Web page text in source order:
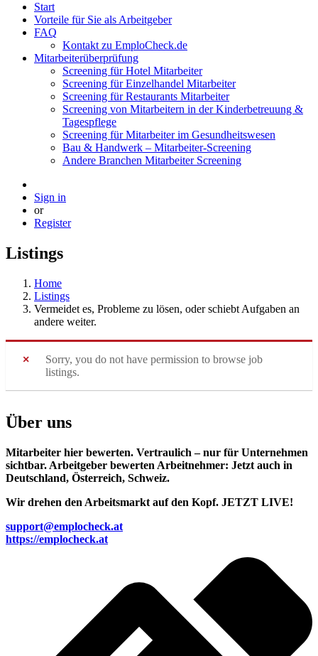
Start
Vorteile für Sie als Arbeitgeber
FAQ
Kontakt zu EmploCheck.de
Mitarbeiterüberprüfung
Screening für Hotel Mitarbeiter
Screening für Einzelhandel Mitarbeiter
Screening für Restaurants Mitarbeiter
Screening von Mitarbeitern in der Kinderbetreuung &
Tagespflege
Screening für Mitarbeiter im Gesundheitswesen
Bau & Handwerk – Mitarbeiter-Screening
Andere Branchen Mitarbeiter Screening
Sign in
or
Register
Listings
Home
Listings
Vermeidet es, Probleme zu lösen, oder schiebt Aufgaben an
andere weiter.
Sorry, you do not have permission to browse job
listings.
Über uns
Mitarbeiter hier bewerten. Vertraulich – nur für Unternehmen
sichtbar. Arbeitgeber bewerten Arbeitnehmer: Jetzt auch in
Deutschland, Österreich, Schweiz.
Wir drehen den Arbeitsmarkt auf den Kopf. JETZT LIVE!
support@emplocheck.at
https://emplocheck.at